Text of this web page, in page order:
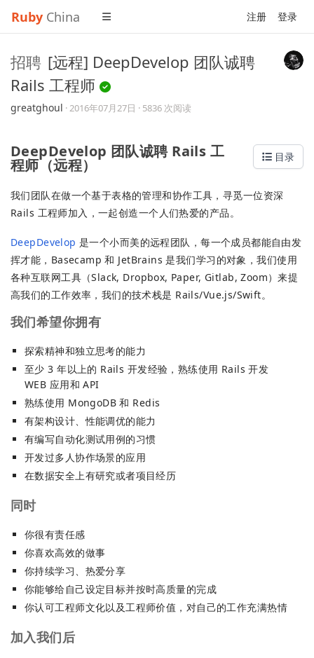
Ruby China 注册 登录
招聘 [远程] DeepDevelop 团队诚聘
Rails 工程师
greatghoul ·2016年07月27日 · 5836 次阅读
目录
DeepDevelop 团队诚聘 Rails 工
程师（远程）
我们团队在做一个基于表格的管理和协作工具，寻觅一位资深
Rails 工程师加入，一起创造一个人们热爱的产品。
DeepDevelop 是一个小而美的远程团队，每一个成员都能自由发
挥才能，Basecamp 和 JetBrains 是我们学习的对象，我们使用
各种互联网工具（Slack, Dropbox, Paper, Gitlab, Zoom）来提
高我们的工作效率，我们的技术栈是 Rails/Vue.js/Swift。
我们希望你拥有
探索精神和独立思考的能力
至少 3 年以上的 Rails 开发经验，熟练使用 Rails 开发
WEB 应用和 API
熟练使用 MongoDB 和 Redis
有架构设计、性能调优的能力
有编写自动化测试用例的习惯
开发过多人协作场景的应用
在数据安全上有研究或者项目经历
同时
你很有责任感
你喜欢高效的做事
你持续学习、热爱分享
你能够给自己设定目标并按时高质量的完成
你认可工程师文化以及工程师价值，对自己的工作充满热情
加入我们后